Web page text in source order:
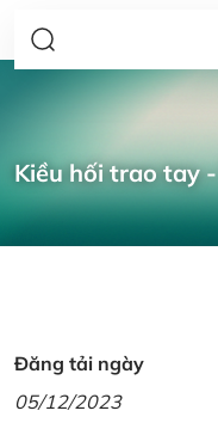
Kiều hối trao tay
Đăng tải ngày
05/12/2023